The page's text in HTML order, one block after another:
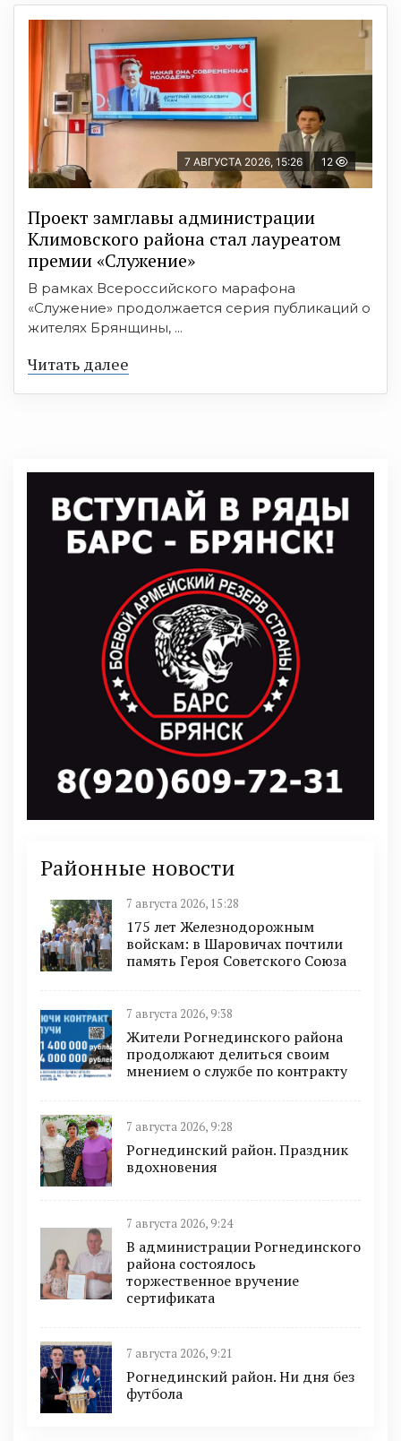
7 АВГУСТА 2026, 15:26 12
Проект замглавы администрации
Климовского района стал лауреатом
премии «Служение»
В рамках Всероссийского марафона
«Служение» продолжается серия публикаций о
жителях Брянщины, ...
Читать далее
Районные новости
7 августа 2026, 15:28
175 лет Железнодорожным
войскам: в Шаровичах почтили
память Героя Советского Союза
7 августа 2026, 9:38
Жители Рогнединского района
продолжают делиться своим
мнением о службе по контракту
7 августа 2026, 9:28
Рогнединский район. Праздник
вдохновения
7 августа 2026, 9:24
В администрации Рогнединского
района состоялось
торжественное вручение
сертификата
7 августа 2026, 9:21
Рогнединский район. Ни дня без
футбола